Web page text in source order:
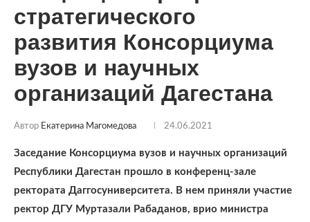
стратегического
развития Консорциума
вузов и научных
организаций Дагестана
Автор Екатерина Магомедова 24.06.2021
Заседание Консорциума вузов и научных организаций
Республики Дагестан прошло в конференц-зале
ректората Даггосуниверситета. В нем приняли участие
ректор ДГУ Муртазали Рабаданов, врио министра